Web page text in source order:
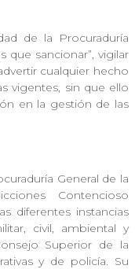
de la Procuraduría
que sancionar”, vigilar
cualquier hecho
vigentes, sin que ello
en la gestión de las
General de la
Contencioso
diferentes instancias
civil, ambiental y
Superior de la
y de policía. Su